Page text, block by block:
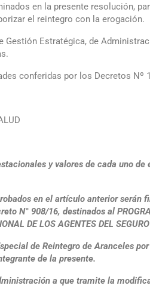
en la presente resolución,
el reintegro con la erogación.
Gestión Estratégica, de
conferidas por los Decretos Nº
y valores de cada uno
en el artículo anterior serán
N° 908/16, destinados al
DE LOS AGENTES DEL
de Reintegro de Aranceles
de la presente.
a que tramite la